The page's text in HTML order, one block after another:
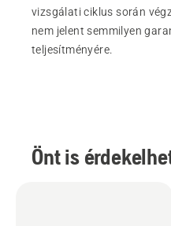
vizsgálati ciklus során
nem jelent semmilyen
teljesítményére.
Önt is